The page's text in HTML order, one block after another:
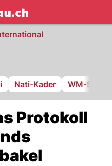
NAU.ch
Nati-Kader WM-
Protokoll